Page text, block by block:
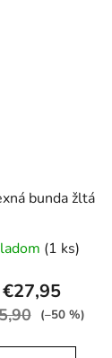
bunda žltá
(1 ks)
€27,95
(–50 %)